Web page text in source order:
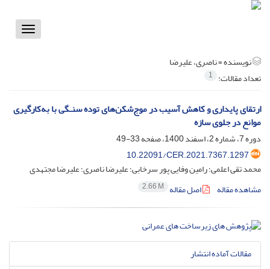
Toggle
نویسنده =ناصری، علیرضا
تعداد مقالات: 1
ارتقای پایداری و کاهش آسیب در موج‌شکن‌های توده سنـگی با به‌کارگیری
موانع در جلوی سازه
دوره 7، شماره 2، اسفند 1400، صفحه
33-49
10.22091/CER.2021.7367.1297
محمد تقی اعلمی؛ رامین وفایی پور سرخابی؛ علیرضا ناصری؛ علیرضا مجتهدی
مشاهده مقاله
اصل مقاله 2.66 M
مقالات آماده انتشار